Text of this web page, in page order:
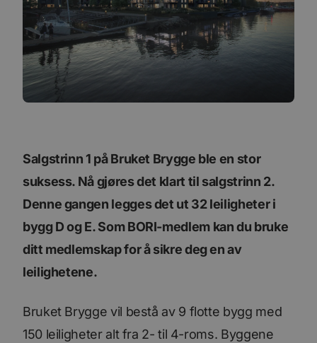
Salgstrinn 1 på Bruket Brygge ble en stor
suksess. Nå gjøres det klart til salgstrinn 2.
Denne gangen legges det ut 32 leiligheter i
bygg D og E. Som BORI-medlem kan du bruke
ditt medlemskap for å sikre deg en av
leilighetene.
Bruket Brygge vil bestå av 9 flotte bygg med
150 leiligheter alt fra 2- til 4-roms. Byggene